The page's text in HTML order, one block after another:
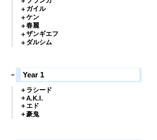
ガイル
ケン
春麗
ザンギエフ
ダルシム
Year 1
ラシード
A.K.I.
エド
豪鬼